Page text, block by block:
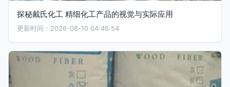
探秘戴氏化工 精细化工产品的视觉与实际应用
更新时间：2026-08-10 04:46:54